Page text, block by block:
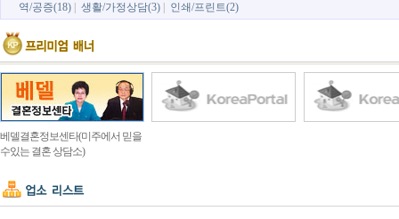
역/공증(18)
생활/가정상담(3) 인쇄/프린트(2)
베델결혼정보센타(미주에서 믿을
수있는 결혼 상담소)